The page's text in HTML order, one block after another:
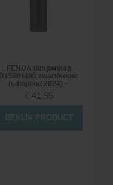
FENDA lampenkap
D150/H400 zwart/koper
(uitlopend 2024) ~
€ 41,95
BEKIJK PRODUCT